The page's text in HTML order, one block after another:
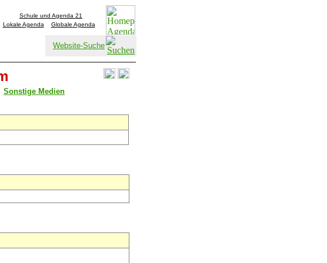
Schule und Agenda 21
Lokale Agenda
Globale Agenda
Website-Suche
Sonstige Medien